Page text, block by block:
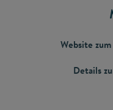
Website
Details